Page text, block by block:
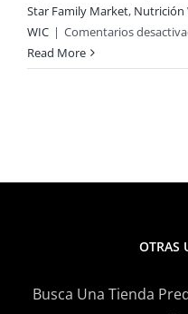
Star Family Market, Nutrición
WIC | Comentarios
Read More
OTRAS
Busca Una Tienda